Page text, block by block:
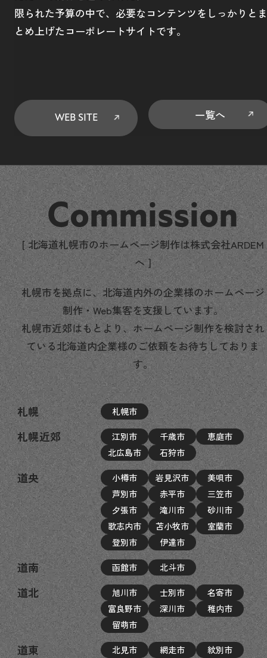
限られた予算の中で、必要なコンテンツをしっかりとま
とめ上げたコーポレートサイトです。
WEB SITE 一覧へ
Commission
[ 北海道札幌市のホームページ制作は株式会社ARDEM
へ ]
札幌市を拠点に、北海道内外の企業様のホームページ
制作・Web集客を支援しています。
札幌市近郊はもとより、ホームページ制作を検討され
ている北海道内企業様のご依頼をお待ちしておりま
す。
札幌 札幌市
札幌近郊 江別市 千歳市
恵庭市
北広島市
石狩市
道央 小樽市 岩見沢市
美唄市
芦別市
赤平市
三笠市
夕張市
滝川市
砂川市
歌志内市
苫小牧市
室蘭市
登別市
伊達市
道南 函館市 北斗市
道北 旭川市 士別市
名寄市
富良野市
深川市
稚内市
留萌市
道東 北見市 網走市
紋別市